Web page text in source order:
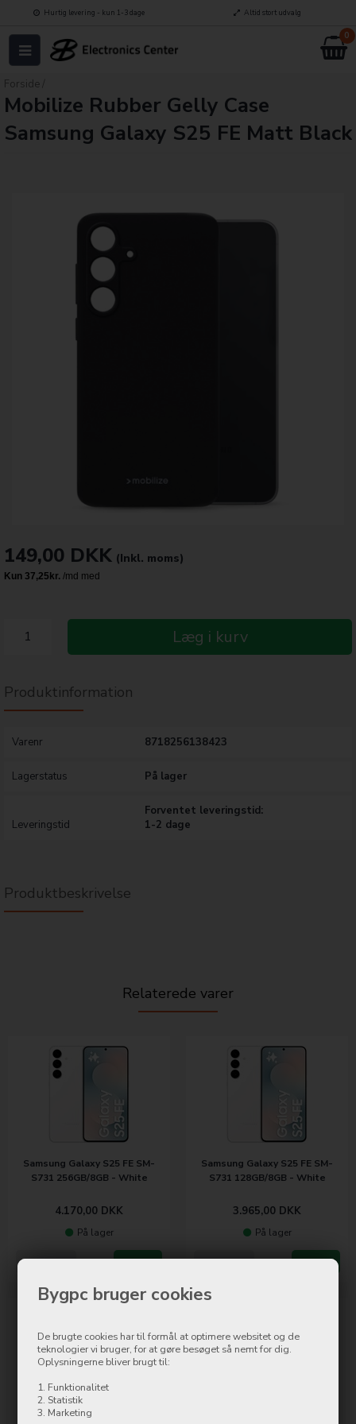
Bygpc bruger cookies
De brugte cookies har til formål at optimere websitet og de
teknologier vi bruger, for at gøre besøget så nemt for dig.
Oplysningerne bliver brugt til:
1. Funktionalitet
2. Statistik
3. Marketing
Hurtig levering - kun 1-3 dage Altid stort udvalg
0
Forside
Mobilize Rubber Gelly Case
Samsung Galaxy S25 FE Matt Black
149,00 DKK (Inkl. moms)
Læg i kurv
Produktinformation
Varenr 8718256138423
Lagerstatus På lager
Leveringstid
Forventet leveringstid:
1-2 dage
Produktbeskrivelse
Relaterede varer
Samsung Galaxy S25 FE SM-
S731 256GB/8GB - White
4.170,00 DKK
På lager
Køb nu
Mere info
Samsung Galaxy S25 FE SM-
S731 128GB/8GB - White
3.965,00 DKK
På lager
Køb nu
Mere info